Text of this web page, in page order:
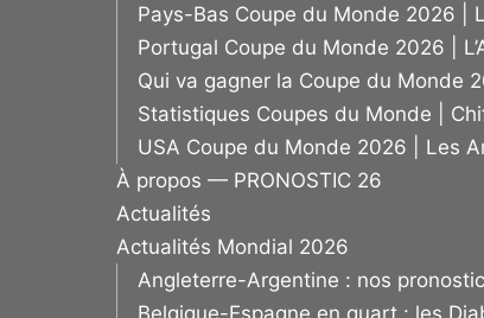
Pays-Bas Coupe du Monde 2026 |
Portugal Coupe du Monde 2026 |
Qui va gagner la Coupe du Monde
Statistiques Coupes du Monde |
USA Coupe du Monde 2026 | Les
À propos — PRONOSTIC 26
Actualités
Actualités Mondial 2026
Angleterre-Argentine : nos
Belgique-Espagne en quart : les